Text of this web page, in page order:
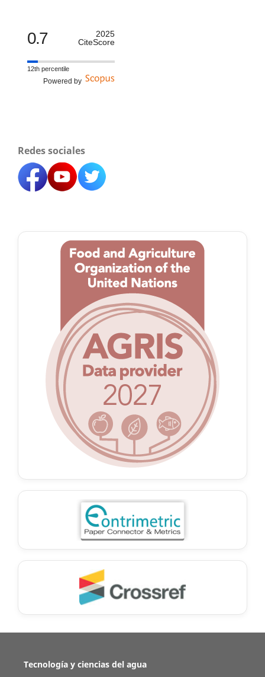
0.7
2025
CiteScore
12th percentile
Powered by
Redes sociales
Tecnología y ciencias del agua